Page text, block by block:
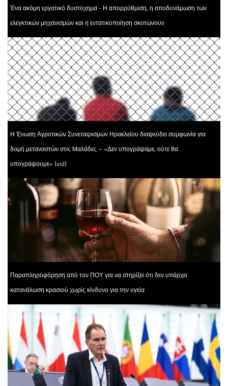
Ένα ακόμη εργατικό δυστύχημα - Η απορρύθμιση, η αποδυνάμωση των
ελεγκτικών μηχανισμών και η εντατικοποίηση σκοτώνουν
Η Ένωση Αγροτικών Συνεταιρισμών Ηρακλείου διαψεύδει συμφωνία για
δομή μεταναστών στις Μαλάδες – «Δεν υπογράψαμε, ούτε θα
υπογράψουμε» (vid)
Παραπληροφόρηση από τον ΠΟΥ για να στηρίξει ότι δεν υπάρχει
κατανάλωση κρασιού χωρίς κίνδυνο για την υγεία